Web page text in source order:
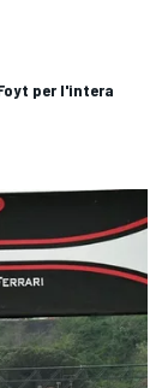
per l'intera